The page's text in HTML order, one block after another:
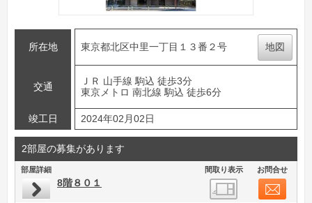
所在地 東京都北区中里一丁目１３番２号 地図
交通
ＪＲ 山手線 駒込 徒歩3分
東京メトロ 南北線 駒込 徒歩6分
竣工日 2024年02月02日
2部屋の募集があります
部屋詳細 間取り表示 お問合せ
8階８０１